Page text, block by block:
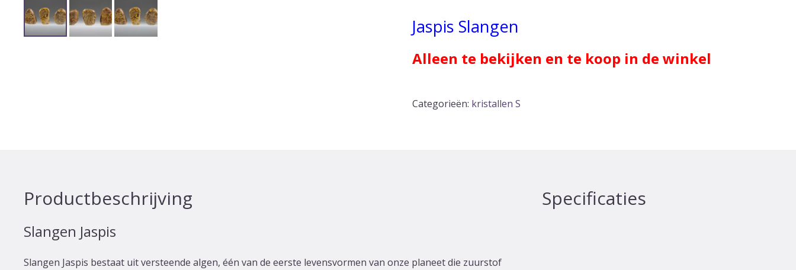
Jaspis Slangen
Alleen te bekijken en te koop in de winkel
Categorieën: kristallen S
Productbeschrijving
Slangen Jaspis
Slangen Jaspis bestaat uit versteende algen, één van de eerste levensvormen van onze planeet die zuurstof
Specificaties